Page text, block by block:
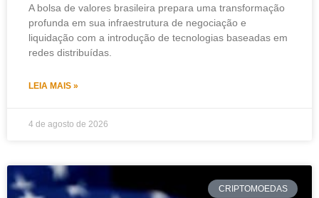
A bolsa de valores brasileira prepara uma transformação
profunda em sua infraestrutura de negociação e
liquidação com a introdução de tecnologias baseadas em
redes distribuídas.
LEIA MAIS »
4 de agosto de 2026
CRIPTOMOEDAS